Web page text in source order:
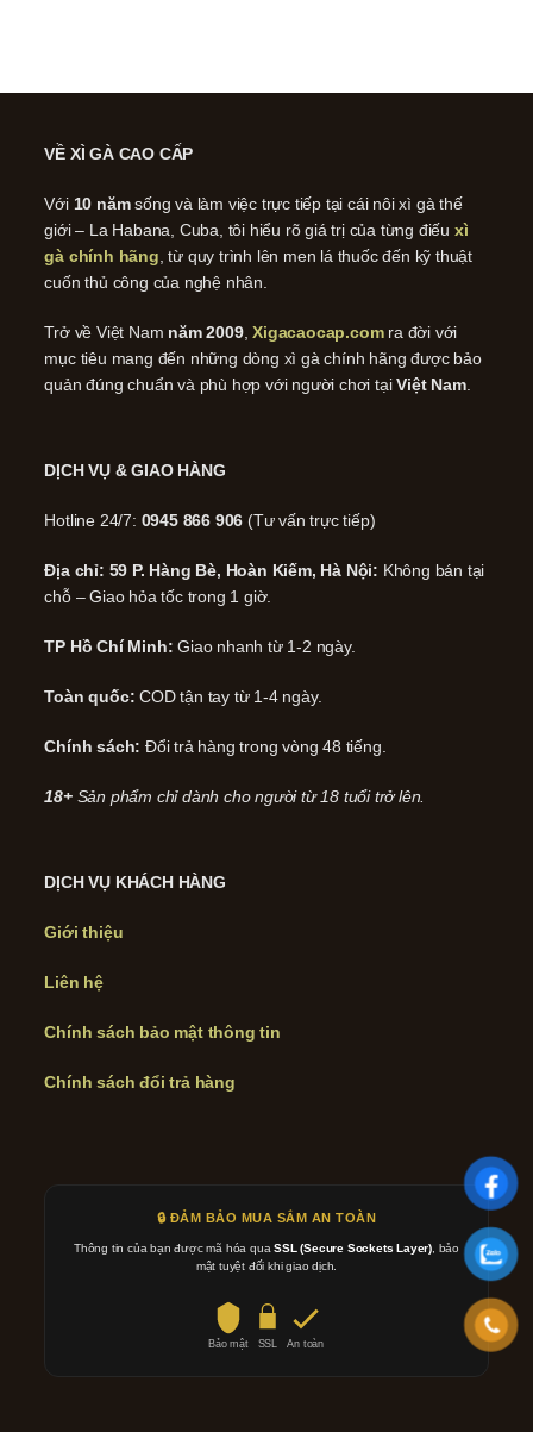
VỀ XÌ GÀ CAO CẤP
Với 10 nămsống và làm việc trực tiếp tại cái nôi xì gà thế
giới – La Habana, Cuba, tôi hiểu rõ giá trị của từng điếu xì
gà chính hãng , từ quy trình lên men lá thuốc đến kỹ thuật
cuốn thủ công của nghệ nhân.
Trở về Việt Nam năm 2009,Xigacaocap.comra đời với
mục tiêu mang đến những dòng xì gà chính hãng được bảo
quản đúng chuẩn và phù hợp với người chơi tạiViệt Nam.
DỊCH VỤ & GIAO HÀNG
Hotline 24/7: 0945 866 906 (Tư vấn trực tiếp)
Địa chỉ: 59 P. Hàng Bè, Hoàn Kiếm, Hà Nội: Không bán tại
chỗ – Giao hỏa tốc trong 1 giờ.
TP Hồ Chí Minh: Giao nhanh từ 1-2 ngày.
Toàn quốc: COD tận tay từ 1-4 ngày.
Chính sách: Đổi trả hàng trong vòng 48 tiếng.
18+ Sản phẩm chỉ dành cho người từ 18 tuổi trở lên.
DỊCH VỤ KHÁCH HÀNG
Giới thiệu
Liên hệ
Chính sách bảo mật thông tin
Chính sách đổi trả hàng
🔒 ĐẢM BẢO MUA SẮM AN TOÀN
Thông tin của bạn được mã hóa quaSSL (Secure Sockets Layer) , bảo
mật tuyệt đối khi giao dịch.
Bảo mật SSL An toàn